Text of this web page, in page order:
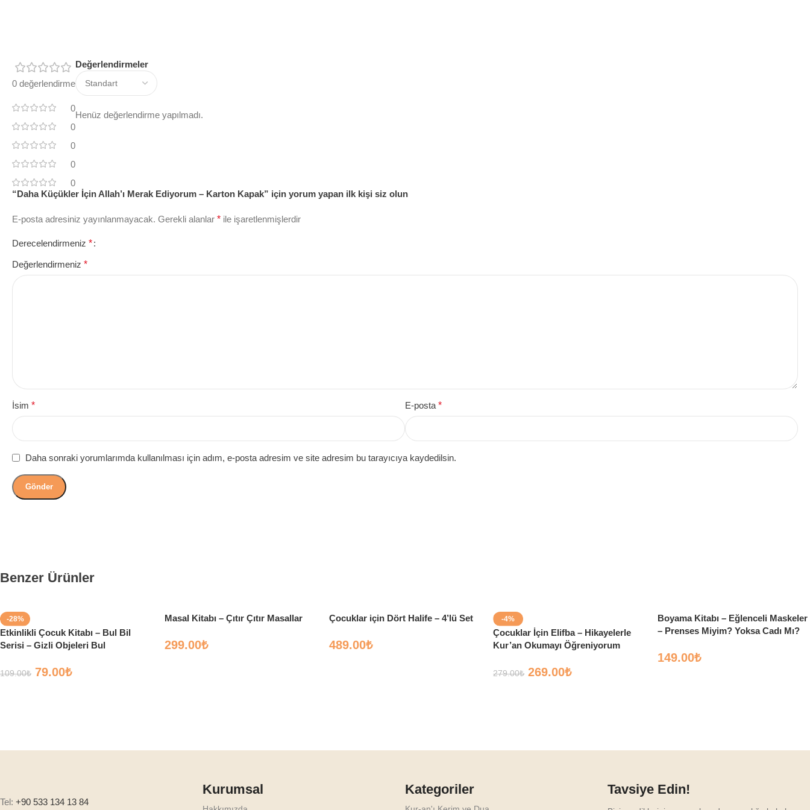
0 değerlendirme
0
0
0
0
0
Değerlendirmeler
Henüz değerlendirme yapılmadı.
“Daha Küçükler İçin Allah’ı Merak Ediyorum – Karton Kapak” için yorum yapan ilk kişi siz olun
E-posta adresiniz yayınlanmayacak. Gerekli alanlar * ile işaretlenmişlerdir
Derecelendirmeniz *
Değerlendirmeniz *
İsim * E-posta *
Daha sonraki yorumlarımda kullanılması için adım, e-posta adresim ve site adresim bu tarayıcıya kaydedilsin.
Benzer Ürünler
-28%
Etkinlikli Çocuk Kitabı – Bul Bil
Serisi – Gizli Objeleri Bul
109.00₺ 79.00₺
Masal Kitabı – Çıtır Çıtır Masallar
299.00₺
Çocuklar için Dört Halife – 4’lü Set
489.00₺
-4%
Çocuklar İçin Elifba – Hikayelerle
Kur’an Okumayı Öğreniyorum
279.00₺ 269.00₺
Boyama Kitabı – Eğlenceli Maskeler
– Prenses Miyim? Yoksa Cadı Mı?
149.00₺
Tel: +90 533 134 13 84
Kurumsal Kategoriler Tavsiye Edin!